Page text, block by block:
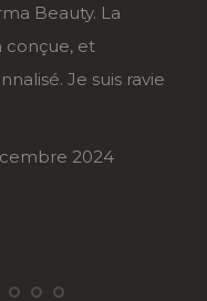
Beauty. La
conçue, et
Je suis ravie
2024